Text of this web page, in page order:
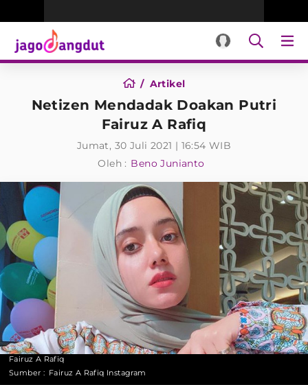
Artikel
Netizen Mendadak Doakan Putri
Fairuz A Rafiq
Jumat, 30 Juli 2021 | 16:54 WIB
Oleh : Beno Junianto
Fairuz A Rafiq
Sumber : Fairuz A Rafiq Instagram